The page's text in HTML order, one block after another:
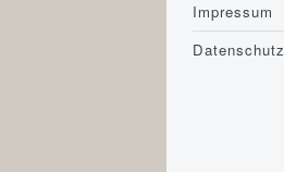
Impressum
Datenschutz